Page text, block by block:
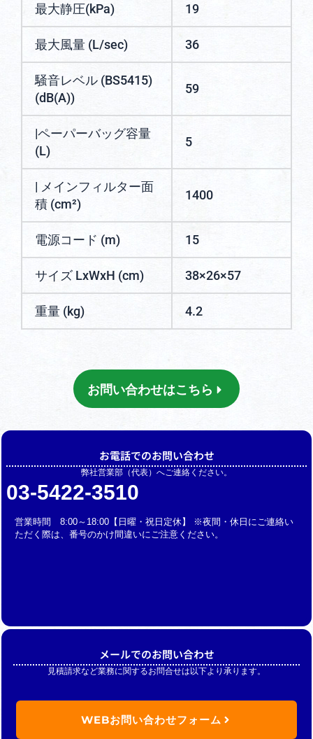
最大静圧(kPa) 19
最大風量 (L/sec) 36
騒音レベル (BS5415)
(dB(A))
59
|ペーパーバッグ容量
(L)
5
| メインフィルター面
積 (cm²)
1400
電源コード (m) 15
サイズ LxWxH (cm) 38×26×57
重量 (kg) 4.2
お問い合わせはこちら
お電話でのお問い合わせ
弊社営業部（代表）へご連絡ください。
03-5422-3510
営業時間 8:00～18:00【日曜・祝日定休】 ※夜間・休日にご連絡い
ただく際は、番号のかけ間違いにご注意ください。
メールでのお問い合わせ
見積請求など業務に関するお問合せは以下より承ります。
WEBお問い合わせフォーム